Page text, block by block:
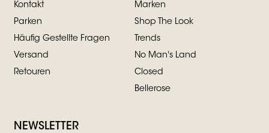
Kontakt
Parken
Häufig Gestellte Fragen
Versand
Retouren
Marken
Shop The Look
Trends
No Man's Land
Closed
Bellerose
NEWSLETTER